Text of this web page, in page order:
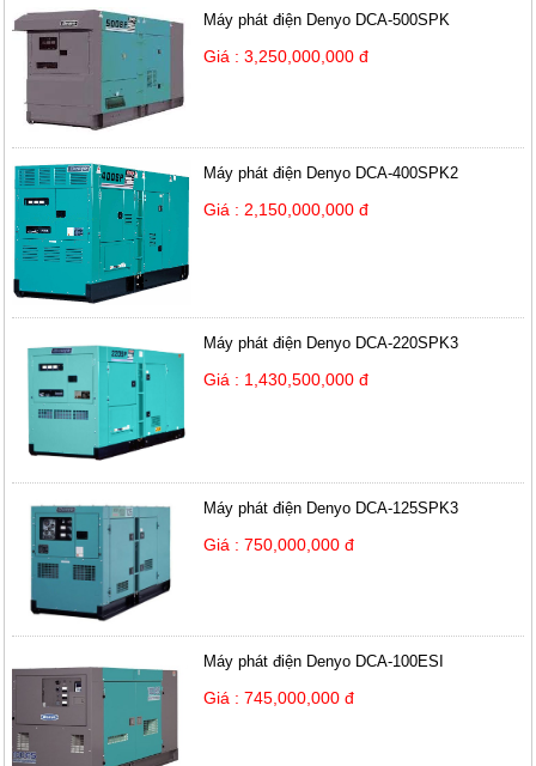
Máy phát điện Denyo DCA-500SPK
Giá : 3,250,000,000 đ
Máy phát điện Denyo DCA-400SPK2
Giá : 2,150,000,000 đ
Máy phát điện Denyo DCA-220SPK3
Giá : 1,430,500,000 đ
Máy phát điện Denyo DCA-125SPK3
Giá : 750,000,000 đ
Máy phát điện Denyo DCA-100ESI
Giá : 745,000,000 đ